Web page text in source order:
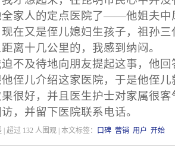
全家人的定点医院了——他姐夫
在又是侄儿媳妇生孩子，祖孙
离十几公里的，我感到纳闷。
迫不及待地向朋友提起这事，他
侄儿介绍这家医院，于是他侄
很好，并且医生护士对家属很
，并留下医院联系电话。
| 超过 132 人围观 | 本文标签： 口碑 营销 用户 开始